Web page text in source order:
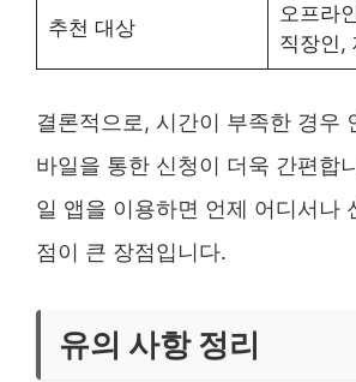
추천 대상
오프라
직장인,
결론적으로, 시간이 부족한 경우
바일을 통한 신청이 더욱 간편합
일 앱을 이용하면 언제 어디서나
점이 큰 장점입니다.
유의 사항 정리